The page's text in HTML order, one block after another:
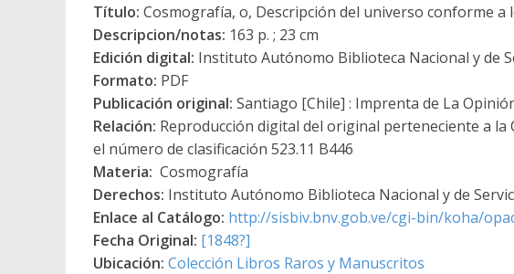
Título: Cosmografía, o, Descripción del universo conforme
Descripcion/notas: 163 p. ; 23 cm
Edición digital: Instituto Autónomo Biblioteca Nacional y de
Formato: PDF
Publicación original: Santiago [Chile] : Imprenta de La
Relación: Reproducción digital del original perteneciente a la
el número de clasificación 523.11 B446
Materia: Cosmografía
Derechos: Instituto Autónomo Biblioteca Nacional y de
Enlace al Catálogo: http://sisbiv.bnv.gob.ve/cgi-bin/koha/
Fecha Original: [1848?]
Ubicación: Colección Libros Raros y Manuscritos